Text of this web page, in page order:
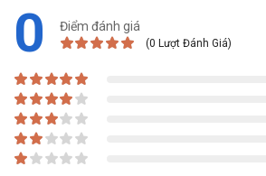
0 Điểm đánh giá
(0 Lượt Đánh Giá)